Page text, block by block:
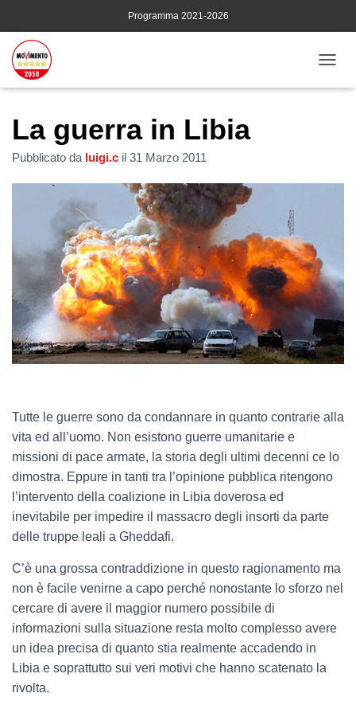
Programma 2021-2026
A
G
L
La guerra in Libia
Pubblicato da luigi.c il 31 Marzo 2011
Tutte le guerre sono da condannare in quanto contrarie alla
vita ed all’uomo. Non esistono guerre umanitarie e
missioni di pace armate, la storia degli ultimi decenni ce lo
dimostra. Eppure in tanti tra l’opinione pubblica ritengono
l’intervento della coalizione in Libia doverosa ed
inevitabile per impedire il massacro degli insorti da parte
delle truppe leali a Gheddafi.
C’è una grossa contraddizione in questo ragionamento ma
non è facile venirne a capo perché nonostante lo sforzo nel
cercare di avere il maggior numero possibile di
informazioni sulla situazione resta molto complesso avere
un idea precisa di quanto stia realmente accadendo in
Libia e soprattutto sui veri motivi che hanno scatenato la
rivolta.